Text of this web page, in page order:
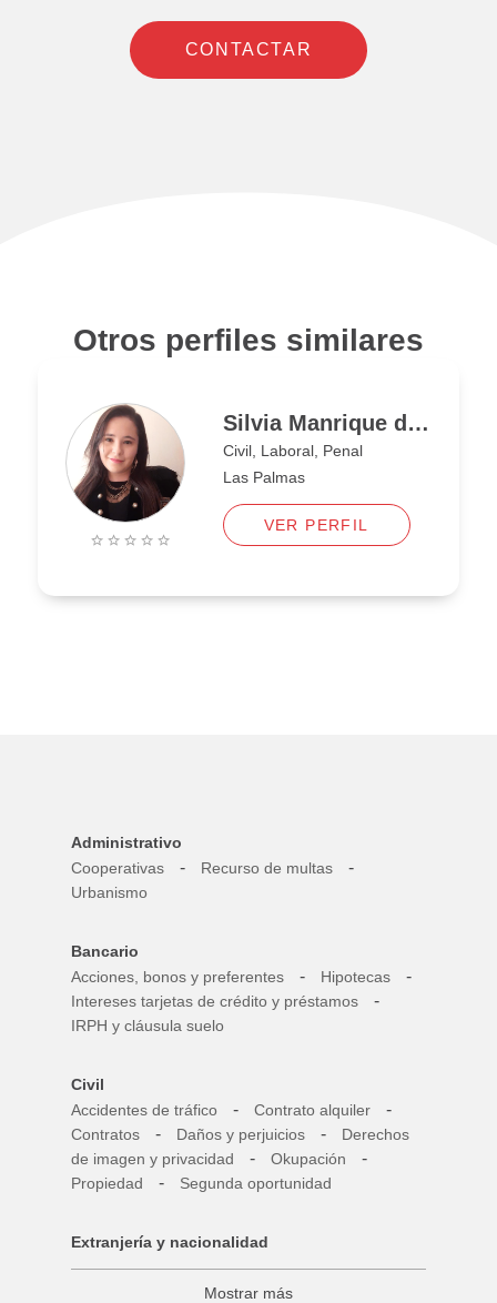
CONTACTAR
Otros perfiles similares
Silvia Manrique de Lara Ojeda
Civil, Laboral, Penal
Las Palmas
VER PERFIL
Administrativo
Cooperativas
- Recurso de multas -
Urbanismo
Bancario
Acciones, bonos y preferentes
- Hipotecas -
Intereses tarjetas de crédito y préstamos -
IRPH y cláusula suelo
Civil
Accidentes de tráfico
- Contrato alquiler -
Contratos - Daños y perjuicios -
Derechos
de imagen y privacidad
- Okupación -
Propiedad - Segunda oportunidad
Extranjería y nacionalidad
Mostrar más